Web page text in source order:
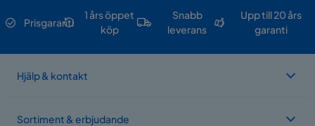
Prisgaranti
1 års öppet
köp
Snabb
leverans
Upp till 20 års
garanti
Hjälp & kontakt
Sortiment & erbjudande